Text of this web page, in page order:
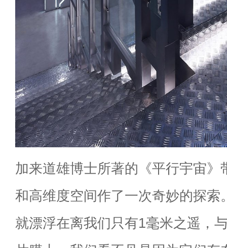
加来道雄博士所著的《平行宇宙》
和高维度空间作了一次奇妙的探索
就漂浮在离我们只有1毫米之遥，